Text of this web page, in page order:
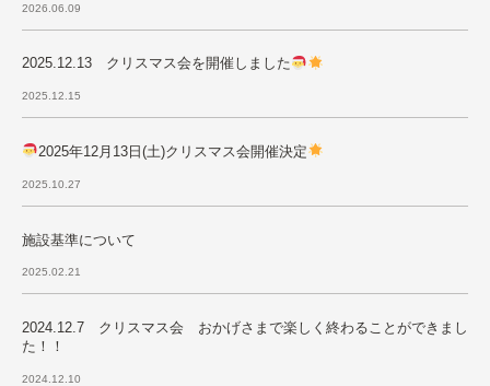
2026.06.09
2025.12.13 クリスマス会を開催しました
2025.12.15
2025年12月13日(土)クリスマス会開催決定
2025.10.27
施設基準について
2025.02.21
2024.12.7 クリスマス会 おかげさまで楽しく終わることができまし
た！！
2024.12.10